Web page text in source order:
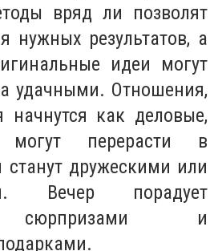
вряд ли позволят
нужных результатов, а
идеи могут
удачными. Отношения,
начнутся как деловые,
перерасти в
дружескими или
Вечер порадует
сюрпризами и